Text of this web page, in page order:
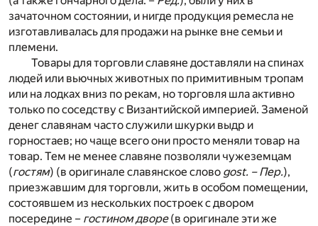
зачаточном состоянии, и нигде продукция ремесла не
изготавливалась для продажи на рынке вне семьи и
племени.
Товары для торговли славяне доставляли на спинах
людей или вьючных животных по примитивным тропам
или на лодках вниз по рекам, но торговля шла активно
только по соседству с Византийской империей. Заменой
денег славянам часто служили шкурки выдр и
горностаев; но чаще всего они просто меняли товар на
товар. Тем не менее славяне позволяли чужеземцам
(гостям) (в оригинале славянское слово gost. – Пер.),
приезжавшим для торговли, жить в особом помещении,
состоявшем из нескольких построек с двором
посередине – гостином дворе(в оригинале эти же